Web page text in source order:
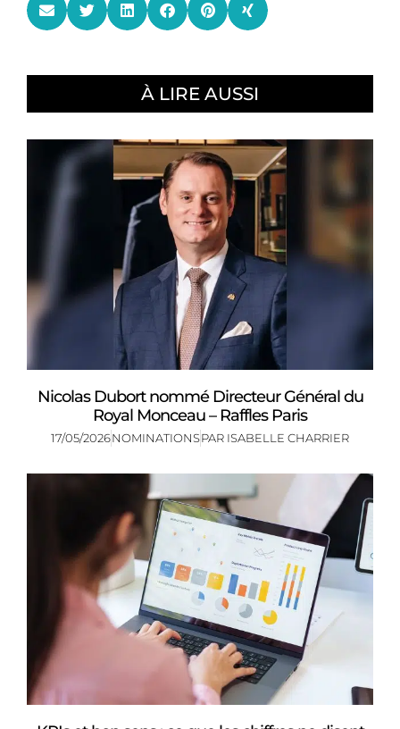
À LIRE AUSSI
Nicolas Dubort nommé Directeur Général du
Royal Monceau – Raffles Paris
17/05/2026NOMINATIONSPAR ISABELLE CHARRIER